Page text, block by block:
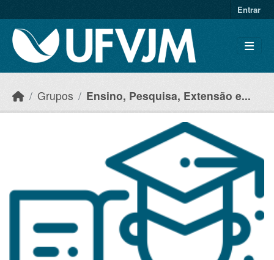
Entrar
Grupos Ensino, Pesquisa, Extensão e...